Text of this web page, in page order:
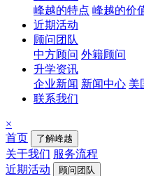
峰越的特点 峰越的价
近期活动
顾问团队
中方顾问 外籍顾问
升学资讯
企业新闻 新闻中心 美
联系我们
×
首页
了解峰越
关于我们 服务流程
近期活动
顾问团队